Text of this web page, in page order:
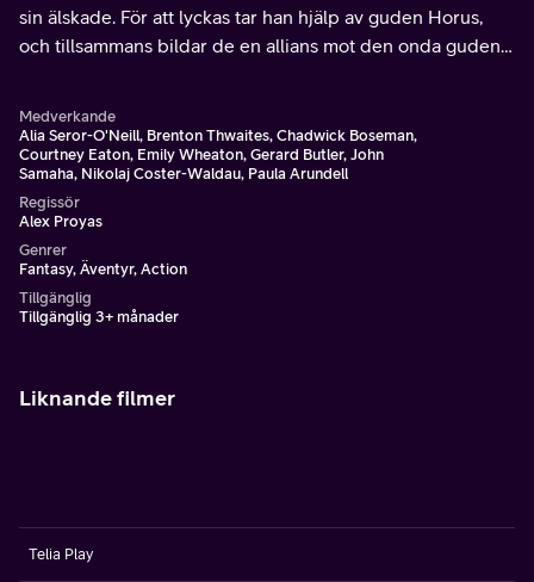
sin älskade. För att lyckas tar han hjälp av guden Horus,
och tillsammans bildar de en allians mot den onda guden
Medverkande
Alia Seror-O'Neill, Brenton Thwaites, Chadwick Boseman,
Courtney Eaton, Emily Wheaton, Gerard Butler, John
Samaha, Nikolaj Coster-Waldau, Paula Arundell
Regissör
Alex Proyas
Genrer
Fantasy, Äventyr, Action
Tillgänglig
Tillgänglig 3+ månader
Liknande filmer
Telia Play